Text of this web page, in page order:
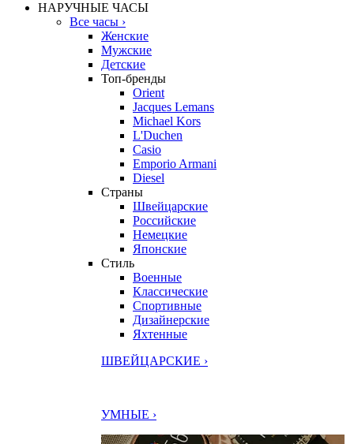
НАРУЧНЫЕ ЧАСЫ
Все часы ›
Женские
Мужские
Детские
Топ-бренды
Orient
Jacques Lemans
Michael Kors
L'Duchen
Casio
Emporio Armani
Diesel
Страны
Швейцарские
Российские
Немецкие
Японские
Стиль
Военные
Классические
Спортивные
Дизайнерские
Яхтенные
ШВЕЙЦАРСКИЕ ›
УМНЫЕ ›